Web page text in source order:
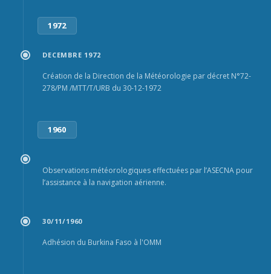
1972
DECEMBRE 1972
Création de la Direction de la Météorologie par décret N°72-
278/PM /MTT/T/URB du 30-12-1972
1960
Observations météorologiques effectuées par l’ASECNA pour
l’assistance à la navigation aérienne.
30/11/1960
Adhésion du Burkina Faso à l'OMM